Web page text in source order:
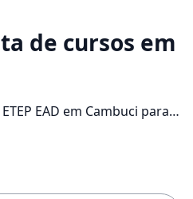
de cursos em
EAD em Cambuci para